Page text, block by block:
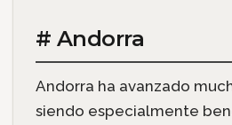
# Andorra
Andorra ha avanzado
siendo especialmente